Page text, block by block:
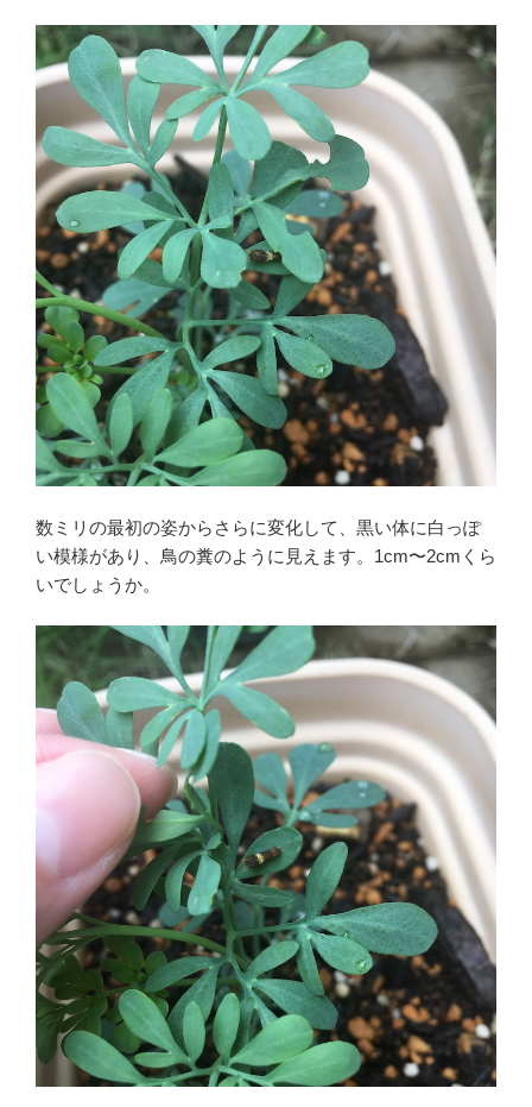
数ミリの最初の姿からさらに変化して、黒い体に白っぽ
い模様があり、鳥の糞のように見えます。1cm〜2cmくら
いでしょうか。